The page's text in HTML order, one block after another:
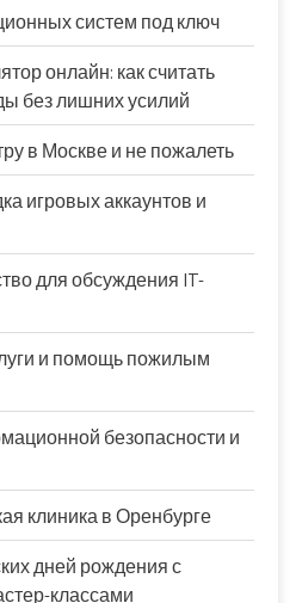
систем под ключ
онлайн: как считать
без лишних усилий
в Москве и не пожалеть
игровых аккаунтов и
для обсуждения IT-
и помощь пожилым
безопасности и
клиника в Оренбурге
дней рождения с
классами